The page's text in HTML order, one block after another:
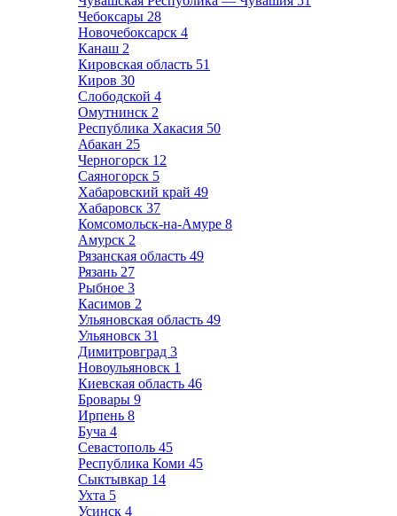
Чебоксары 28
Новочебоксарск 4
Канаш 2
Кировская область 51
Киров 30
Слободской 4
Омутнинск 2
Республика Хакасия 50
Абакан 25
Черногорск 12
Саяногорск 5
Хабаровский край 49
Хабаровск 37
Комсомольск-на-Амуре 8
Амурск 2
Рязанская область 49
Рязань 27
Рыбное 3
Касимов 2
Ульяновская область 49
Ульяновск 31
Димитровград 3
Новоульяновск 1
Киевская область 46
Бровары 9
Ирпень 8
Буча 4
Севастополь 45
Республика Коми 45
Сыктывкар 14
Ухта 5
Усинск 4